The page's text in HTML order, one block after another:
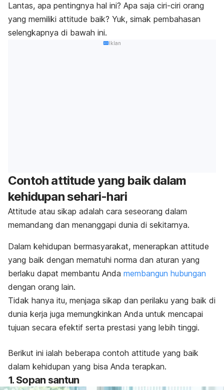
Lantas, apa pentingnya hal ini? Apa saja ciri-ciri orang
yang memiliki attitude baik? Yuk, simak pembahasan
selengkapnya di bawah ini.
Iklan
Contoh attitudeyang baik dalam
kehidupan sehari-hari
Attitude atau sikap adalah cara seseorang dalam
memandang dan menanggapi dunia di sekitarnya.
Dalam kehidupan bermasyarakat, menerapkan attitude
yang baik dengan mematuhi norma dan aturan yang
berlaku dapat membantu Anda membangun hubungan
dengan orang lain.
Tidak hanya itu, menjaga sikap dan perilaku yang baik di
dunia kerja juga memungkinkan Anda untuk mencapai
tujuan secara efektif serta prestasi yang lebih tinggi.
Berikut ini ialah beberapa contoh attitude yang baik
dalam kehidupan yang bisa Anda terapkan.
1. Sopan santun